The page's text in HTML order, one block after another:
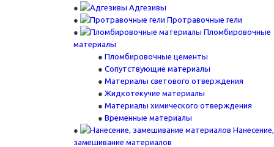
Адгезивы
Протравочные гели
Пломбировочные
материалы
Пломбировочные цементы
Сопутствующие материалы
Материалы светового отверждения
Жидкотекучие материалы
Материалы химического отверждения
Временные материалы
Нанесение,
замешивание материалов